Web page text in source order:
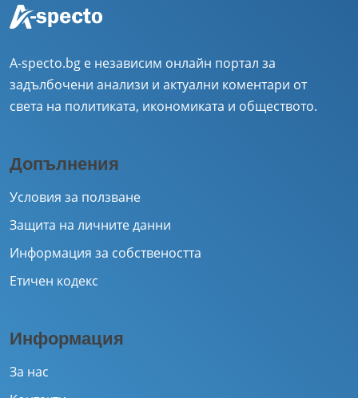
A-specto.bg е независим онлайн портал за
задълбочени анализи и актуални коментари от
света на политиката, икономиката и обществото.
Допълнения
Условия за ползване
Защита на личните данни
Информация за собствеността
Етичен кодекс
Информация
За нас